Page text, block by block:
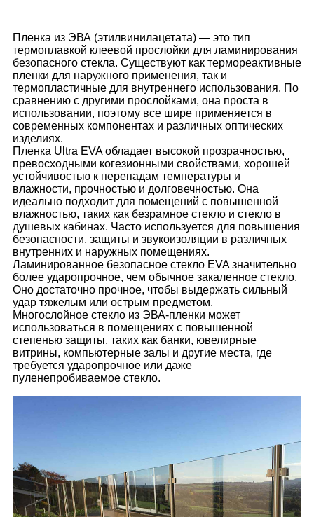
Пленка из ЭВА (этилвинилацетата) — это тип
термоплавкой клеевой прослойки для ламинирования
безопасного стекла. Существуют как термореактивные
пленки для наружного применения, так и
термопластичные для внутреннего использования. По
сравнению с другими прослойками, она проста в
использовании, поэтому все шире применяется в
современных компонентах и ​​различных оптических
изделиях.
Пленка Ultra EVA обладает высокой прозрачностью,
превосходными когезионными свойствами, хорошей
устойчивостью к перепадам температуры и
влажности, прочностью и долговечностью. Она
идеально подходит для помещений с повышенной
влажностью, таких как безрамное стекло и стекло в
душевых кабинах. Часто используется для повышения
безопасности, защиты и звукоизоляции в различных
внутренних и наружных помещениях.
Ламинированное безопасное стекло EVA значительно
более ударопрочное, чем обычное закаленное стекло.
Оно достаточно прочное, чтобы выдержать сильный
удар тяжелым или острым предметом.
Многослойное стекло из ЭВА-пленки может
использоваться в помещениях с повышенной
степенью защиты, таких как банки, ювелирные
витрины, компьютерные залы и другие места, где
требуется ударопрочное или даже
пуленепробиваемое стекло.